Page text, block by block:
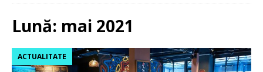
Lună: mai 2021
ACTUALITATE